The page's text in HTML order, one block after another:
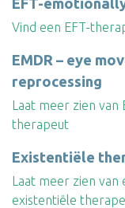
EFT-
Vind een EFT-
EMDR – eye
reprocessing
Laat meer zien
therapeut
Existentiële
Laat meer zien
existentiële